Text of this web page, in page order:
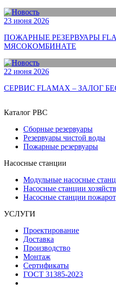
23 июня 2026
ПОЖАРНЫЕ РЕЗЕРВУАРЫ
МЯСОКОМБИНАТЕ
22 июня 2026
СЕРВИС FLAMAX – ЗАЛОГ
Каталог РВС
Сборные резервуары
Резервуары чистой воды
Пожарные резервуары
Насосные станции
Модульные насосные
Насосные станции
Насосные станции
УСЛУГИ
Проектирование
Доставка
Производство
Монтаж
Сертификаты
ГОСТ 31385-2023